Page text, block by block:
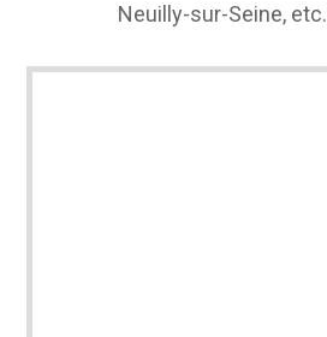
Neuilly-sur-Seine, etc.